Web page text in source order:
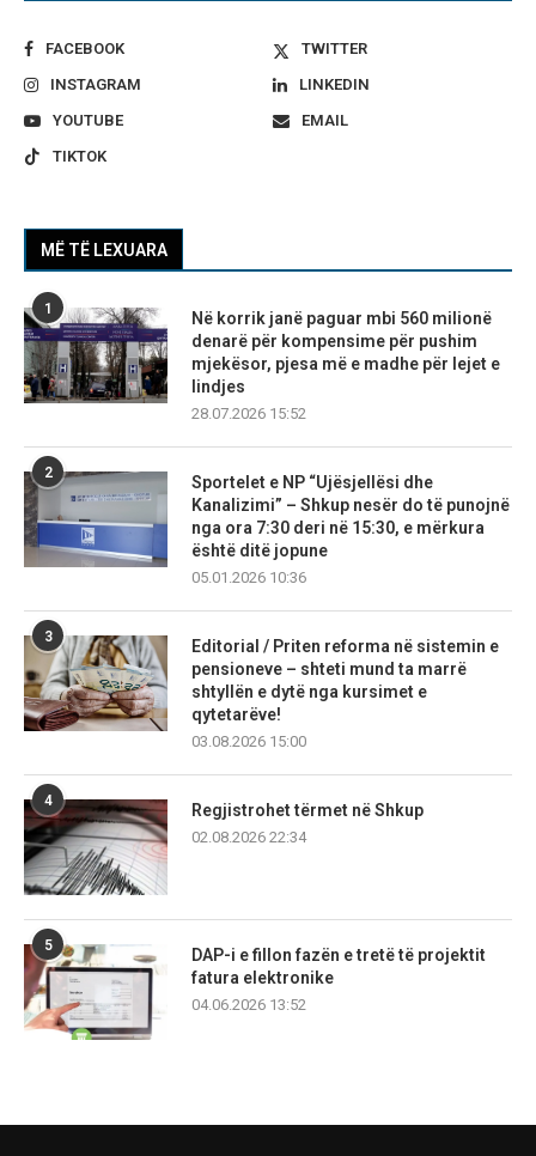
FACEBOOK
TWITTER
INSTAGRAM
LINKEDIN
YOUTUBE
EMAIL
TIKTOK
MË TË LEXUARA
1
Në korrik janë paguar mbi 560 milionë
denarë për kompensime për pushim
mjekësor, pjesa më e madhe për lejet e
lindjes
28.07.2026 15:52
2
Sportelet e NP “Ujësjellësi dhe
Kanalizimi” – Shkup nesër do të punojnë
nga ora 7:30 deri në 15:30, e mërkura
është ditë jopune
05.01.2026 10:36
3
Editorial / Priten reforma në sistemin e
pensioneve – shteti mund ta marrë
shtyllën e dytë nga kursimet e
qytetarëve!
03.08.2026 15:00
4
Regjistrohet tërmet në Shkup
02.08.2026 22:34
5
DAP-i e fillon fazën e tretë të projektit
fatura elektronike
04.06.2026 13:52